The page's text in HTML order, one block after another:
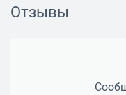
Отзывы